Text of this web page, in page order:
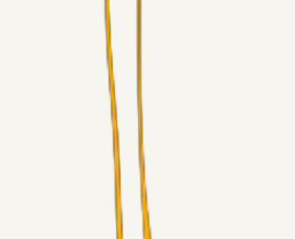
Alt det andet
3Point_Udviklere
3Point hjemmeside opdateringer -
Chrisdinho88
06. aug. 2026
Horsens - Brøndby billet
Alt det andet
Chrisdinho88 05. aug. 2026
Bange anelser